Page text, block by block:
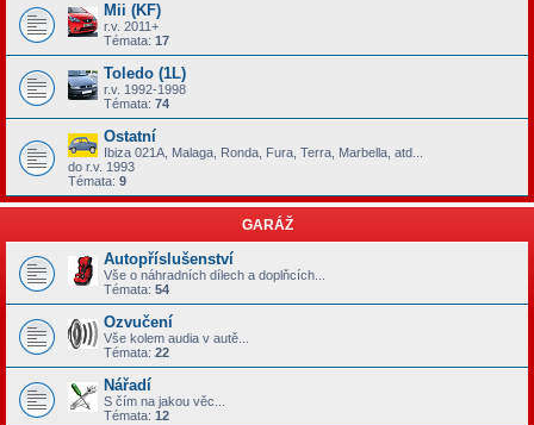
Mii (KF)
r.v. 2011+
Témata: 17
Toledo (1L)
r.v. 1992-1998
Témata: 74
Ostatní
Ibiza 021A, Malaga, Ronda, Fura, Terra, Marbella, atd...
do r.v. 1993
Témata: 9
GARÁŽ
Autopříslušenství
Vše o náhradních dílech a doplňcích...
Témata: 54
Ozvučení
Vše kolem audia v autě...
Témata: 22
Nářadí
S čím na jakou věc...
Témata: 12